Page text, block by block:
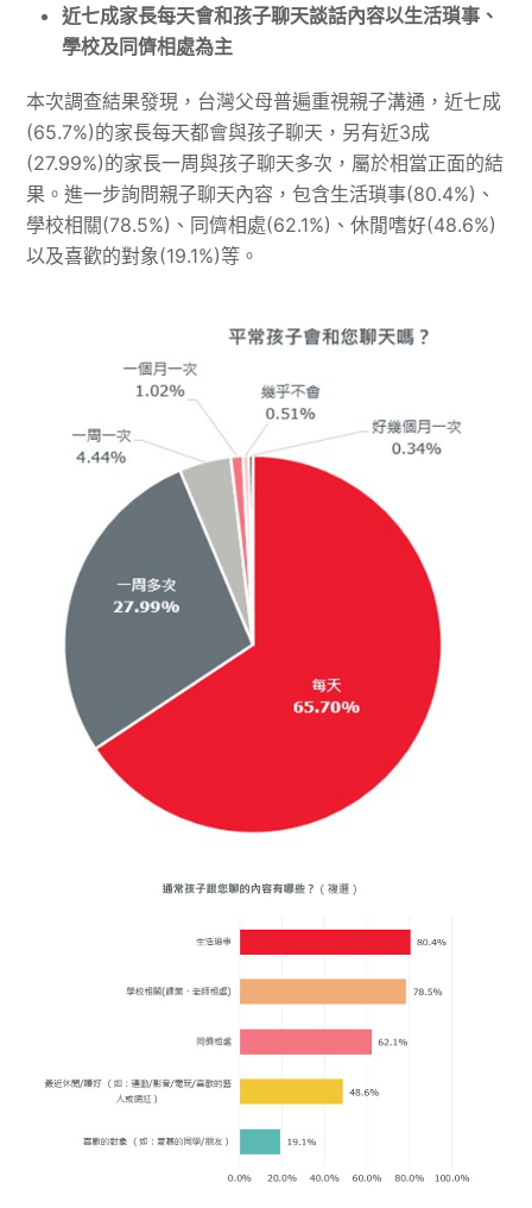
近七成家長每天會和孩子聊天談話內容以生活瑣事、
學校及同儕相處為主
本次調查結果發現，台灣父母普遍重視親子溝通，近七成
(65.7%)的家長每天都會與孩子聊天，另有近3成
(27.99%)的家長一周與孩子聊天多次，屬於相當正面的結
果。進一步詢問親子聊天內容，包含生活瑣事(80.4%)、
學校相關(78.5%)、同儕相處(62.1%)、休閒嗜好(48.6%)
以及喜歡的對象(19.1%)等。